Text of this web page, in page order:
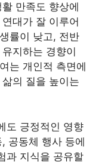
만족도 향상에
대가 잘 이루어
률이 낮고, 전반
지하는 경향이
는 개인적 측면에
의 질을 높이는
도 긍정적인 영향
공동체 행사 등에
과 지식을 공유할